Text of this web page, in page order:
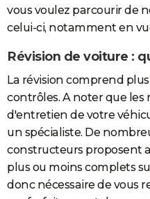
vous voulez parcourir de
celui-ci, notamment en
Révision de voiture :
La révision comprend
contrôles. A noter que les
d'entretien de votre
un spécialiste. De
constructeurs proposent
plus ou moins complets
donc nécessaire de vous